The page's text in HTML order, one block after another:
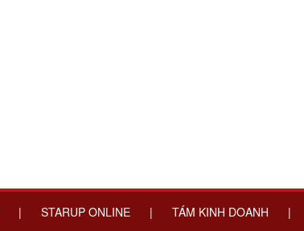
| STARUP ONLINE | TÁM KINH DOANH |